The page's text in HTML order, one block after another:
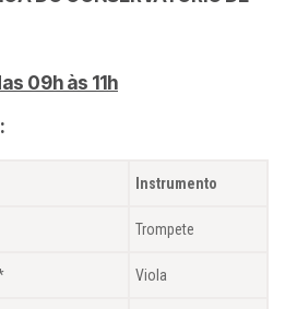
09h às 11h
Instrumento
Trompete
Viola